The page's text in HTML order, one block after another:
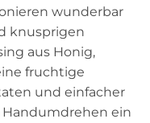
wunderbar
knusprigen
aus Honig,
fruchtige
und einfacher
ein